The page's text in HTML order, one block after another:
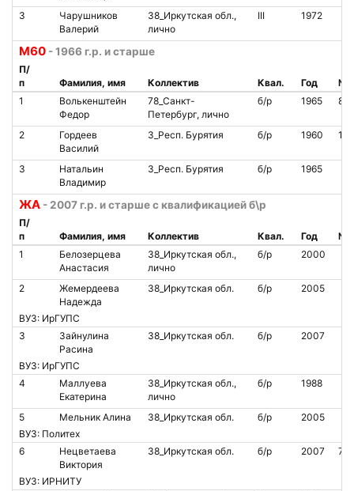
3
Чарушников
Валерий
38_Иркутская обл.,
лично
III 1972
M60 - 1966 г.р. и старше
П/
п
Фамилия, имя Коллектив Квал. Год
№
1
Волькенштейн
Федор
78_Санкт-
Петербург, лично
б/р 1965
2
Гордеев
Василий
3_Респ. Бурятия б/р 1960
3
Натальин
Владимир
3_Респ. Бурятия б/р 1965
ЖА - 2007 г.р. и старше с квалификацией б\р
П/
п
Фамилия, имя Коллектив Квал. Год
№
1
Белозерцева
Анастасия
38_Иркутская обл.,
лично
б/р 2000
2
Жемердеева
Надежда
38_Иркутская обл. б/р 2005
ВУЗ: ИрГУПС
3
Зайнулина
Расина
38_Иркутская обл. б/р 2007
ВУЗ: ИрГУПС
4
Маллуева
Екатерина
38_Иркутская обл.,
лично
б/р 1988
5 Мельник Алина 38_Иркутская обл. б/р
2005
ВУЗ: Политех
6
Нецветаева
Виктория
38_Иркутская обл. б/р 2007
ВУЗ: ИРНИТУ